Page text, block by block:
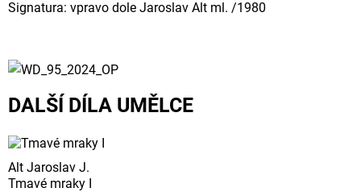
Signatura: vpravo dole Jaroslav Alt ml. /1980
DALŠÍ DÍLA UMĚLCE
Alt Jaroslav J.
Tmavé mraky I